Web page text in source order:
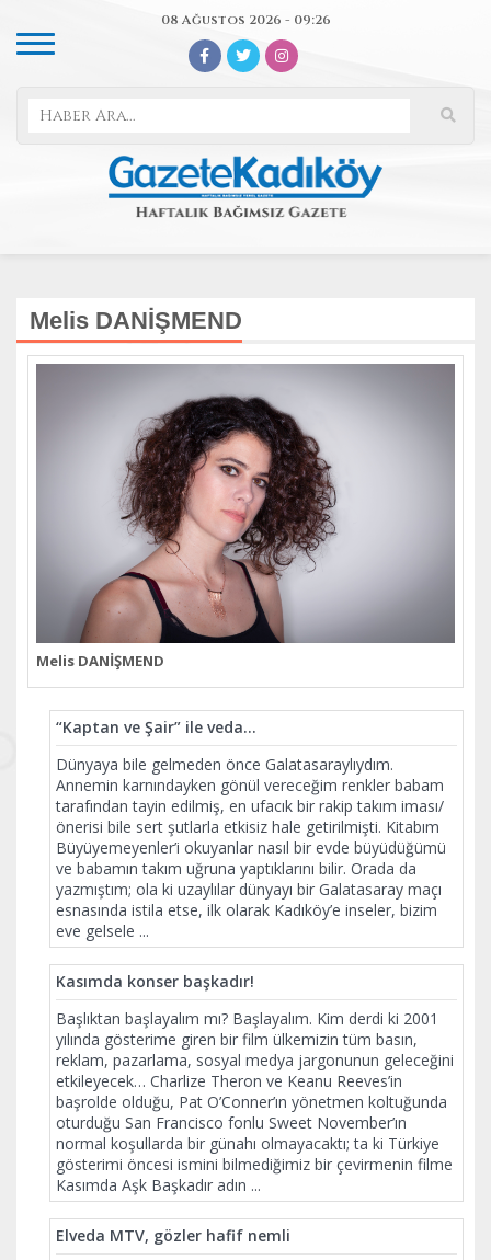
08 Ağustos 2026 - 09:26
Melis DANİŞMEND
Melis DANİŞMEND
“Kaptan ve Şair” ile veda…
Dünyaya bile gelmeden önce Galatasaraylıydım.
Annemin karnındayken gönül vereceğim renkler babam
tarafından tayin edilmiş, en ufacık bir rakip takım iması/
önerisi bile sert şutlarla etkisiz hale getirilmişti. Kitabım
Büyüyemeyenler’i okuyanlar nasıl bir evde büyüdüğümü
ve babamın takım uğruna yaptıklarını bilir. Orada da
yazmıştım; ola ki uzaylılar dünyayı bir Galatasaray maçı
esnasında istila etse, ilk olarak Kadıköy’e inseler, bizim
eve gelsele ...
Kasımda konser başkadır!
Başlıktan başlayalım mı? Başlayalım. Kim derdi ki 2001
yılında gösterime giren bir film ülkemizin tüm basın,
reklam, pazarlama, sosyal medya jargonunun geleceğini
etkileyecek… Charlize Theron ve Keanu Reeves’in
başrolde olduğu, Pat O’Conner’ın yönetmen koltuğunda
oturduğu San Francisco fonlu Sweet November’ın
normal koşullarda bir günahı olmayacaktı; ta ki Türkiye
gösterimi öncesi ismini bilmediğimiz bir çevirmenin filme
Kasımda Aşk Başkadır adın ...
Elveda MTV, gözler hafif nemli